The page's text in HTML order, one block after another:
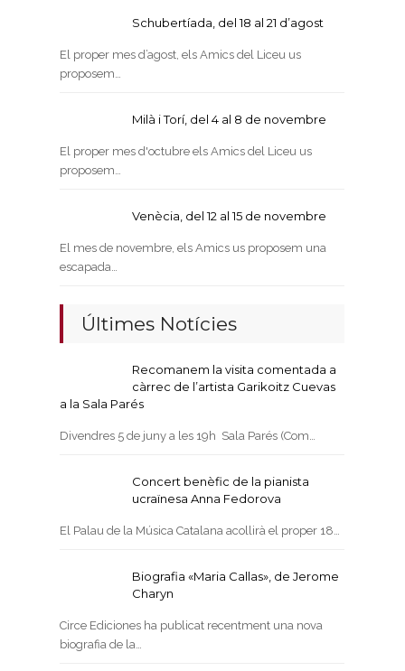
Schubertíada, del 18 al 21 d’agost
El proper mes d’agost, els Amics del Liceu us
proposem…
Milà i Torí, del 4 al 8 de novembre
El proper mes d'octubre els Amics del Liceu us
proposem…
Venècia, del 12 al 15 de novembre
El mes de novembre, els Amics us proposem una
escapada…
Últimes Notícies
Recomanem la visita comentada a
càrrec de l’artista Garikoitz Cuevas
a la Sala Parés
Divendres 5 de juny a les 19h Sala Parés (Com…
Concert benèfic de la pianista
ucraïnesa Anna Fedorova
El Palau de la Música Catalana acollirà el proper 18…
Biografia «Maria Callas», de Jerome
Charyn
Circe Ediciones ha publicat recentment una nova
biografia de la…